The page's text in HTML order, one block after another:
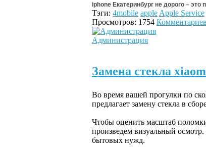
iphone Екатеринбург не дорого – это
Тэги: 4mobile apple Apple Service
Просмотров: 1754
Администрация
Замена стекла
Во время вашей прогулки по
предлагает замену стекла в
Чтобы оценить масштаб
произведем визуальный
бытовых нужд.